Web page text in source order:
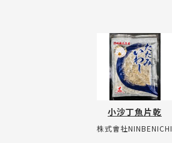
小沙丁魚片乾
株式會社NINBENICHI